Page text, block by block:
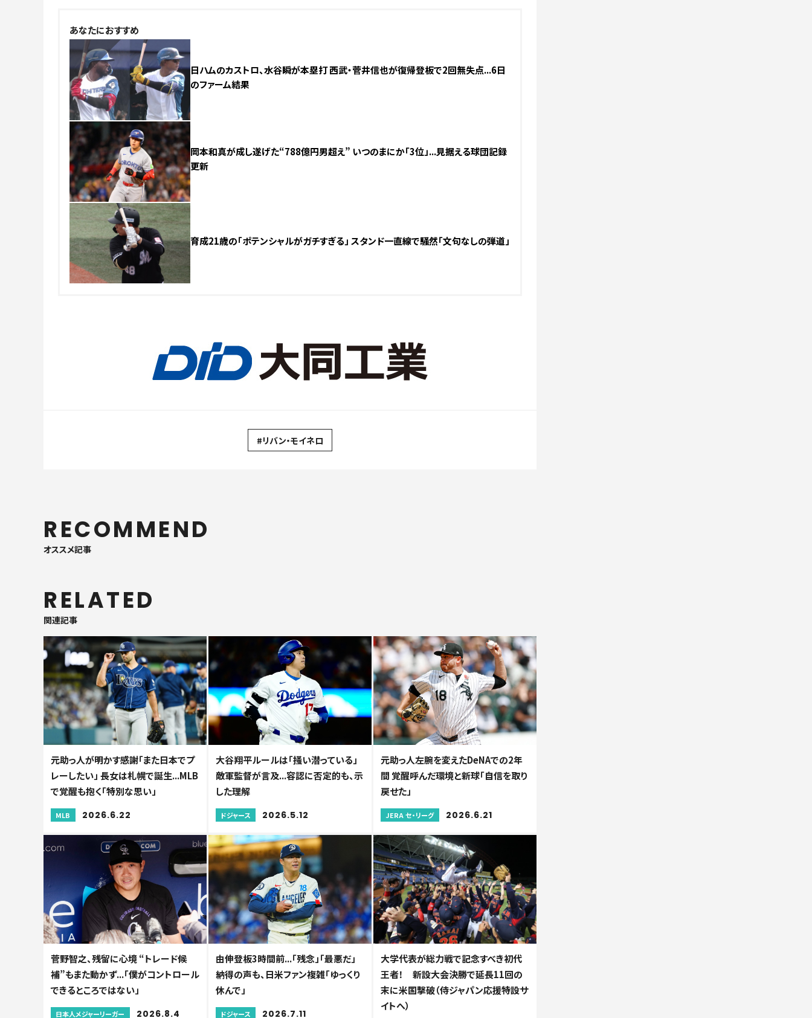
あなたにおすすめ
日ハムのカストロ、水谷瞬が本塁打 西武・菅井信也が復帰登板で2回無失点...6日
のファーム結果
岡本和真が成し遂げた“788億円男超え” いつのまにか「3位」...見据える球団記録
更新
育成21歳の「ポテンシャルがガチすぎる」 スタンド一直線で騒然「文句なしの弾道」
#リバン・モイネロ
RECOMMEND
オススメ記事
RELATED
関連記事
元助っ人が明かす感謝「また日本でプ
レーしたい」 長女は札幌で誕生...MLB
で覚醒も抱く「特別な思い」
MLB 2026.6.22
大谷翔平ルールは「掻い潜っている」
敵軍監督が言及...容認に否定的も、示
した理解
ドジャース 2026.5.12
元助っ人左腕を変えたDeNAでの2年
間 覚醒呼んだ環境と新球「自信を取り
戻せた」
JERA セ・リーグ 2026.6.21
菅野智之、残留に心境 “トレード候
補”もまた動かず...「僕がコントロール
できるところではない」
日本人メジャーリーガー 2026.8.4
由伸登板3時間前...「残念」「最悪だ」
納得の声も、日米ファン複雑「ゆっくり
休んで」
ドジャース 2026.7.11
大学代表が総力戦で記念すべき初代
王者！ 新設大会決勝で延長11回の
末に米国撃破（侍ジャパン応援特設サ
イトへ）